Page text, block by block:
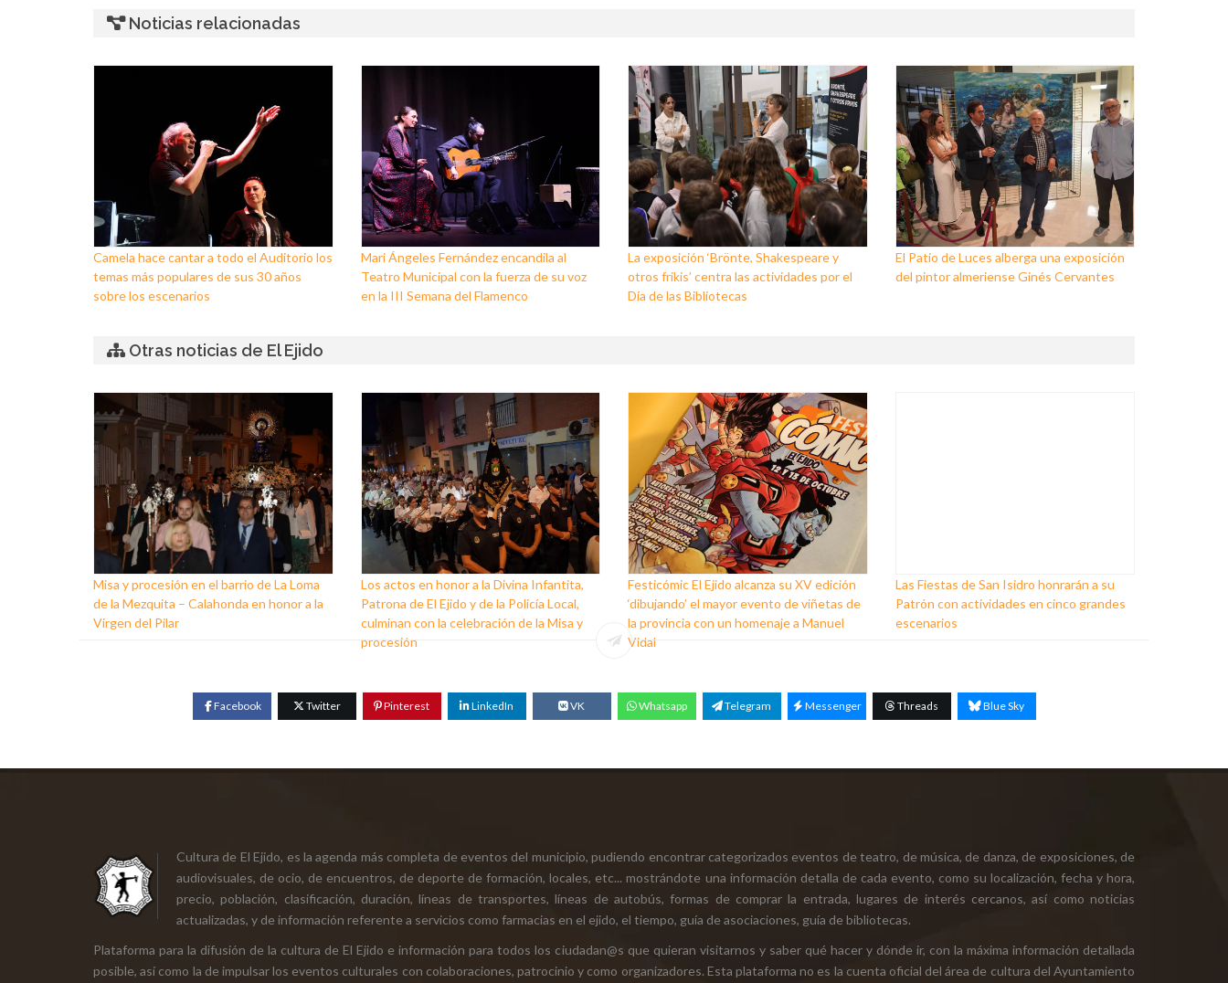
Noticias relacionadas
Camela hace cantar a todo el Auditorio los
temas más populares de sus 30 años
sobre los escenarios
Mari Ángeles Fernández encandila al
Teatro Municipal con la fuerza de su voz
en la III Semana del Flamenco
La exposición ‘Brönte, Shakespeare y
otros frikis’ centra las actividades por el
Día de las Bibliotecas
El Patio de Luces alberga una exposición
del pintor almeriense Ginés Cervantes
Otras noticias de El Ejido
Misa y procesión en el barrio de La Loma
de la Mezquita – Calahonda en honor a la
Virgen del Pilar
Los actos en honor a la Divina Infantita,
Patrona de El Ejido y de la Policía Local,
culminan con la celebración de la Misa y
procesión
Festicómic El Ejido alcanza su XV edición
‘dibujando’ el mayor evento de viñetas de
la provincia con un homenaje a Manuel
Vidal
Las Fiestas de San Isidro honrarán a su
Patrón con actividades en cinco grandes
escenarios
Facebook Twitter Pinterest LinkedIn VK Whatsapp Telegram Messenger Threads Blue Sky
Cultura de El Ejido, es la agenda más completa de eventos del municipio, pudiendo encontrar categorizados eventos de teatro, de música, de danza, de exposiciones, de
audiovisuales, de ocio, de encuentros, de deporte de formación, locales, etc... mostrándote una información detalla de cada evento, como su localización, fecha y hora,
precio, población, clasificación, duración, líneas de transportes, líneas de autobús, formas de comprar la entrada, lugares de interés cercanos, así como noticias
actualizadas, y de información referente a servicios como farmacias en el ejido, el tiempo, guía de asociaciones, guía de bibliotecas.
Plataforma para la difusión de la cultura de El Ejido e información para todos los ciudadan@s que quieran visitarnos y saber qué hacer y dónde ir, con la máxima información detallada
posible, así como la de impulsar los eventos culturales con colaboraciones, patrocinio y como organizadores. Esta plataforma no es la cuenta oficial del área de cultura del Ayuntamiento